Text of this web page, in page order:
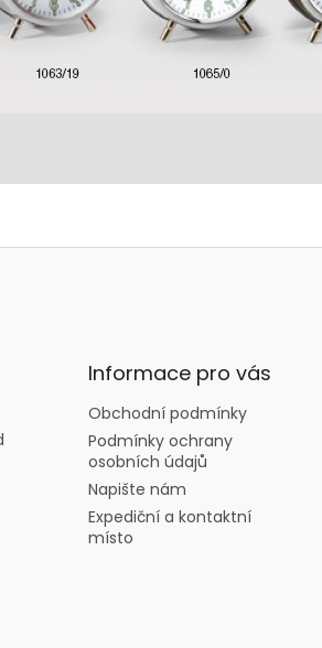
Informace pro vás
Obchodní podmínky
Podmínky ochrany
osobních údajů
Napište nám
Expediční a kontaktní
místo